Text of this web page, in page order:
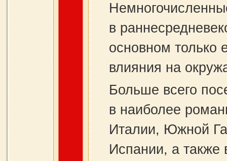
в
основном только
влияния на
Больше всего
в наиболее
Италии, Южной
Испании, а также